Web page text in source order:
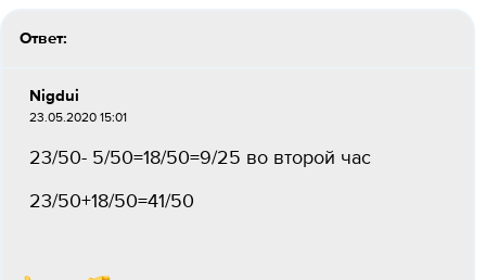
Ответ:
Nigdui
23.05.2020 15:01
23/50- 5/50=18/50=9/25 во второй час
23/50+18/50=41/50